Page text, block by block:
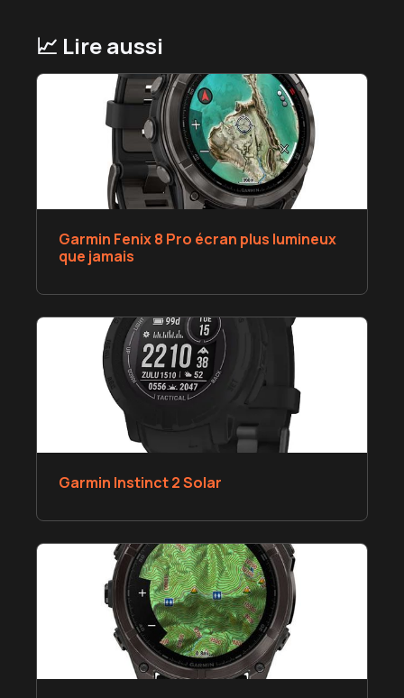
📈 Lire aussi
Garmin Fenix 8 Pro écran plus lumineux
que jamais
Garmin Instinct 2 Solar